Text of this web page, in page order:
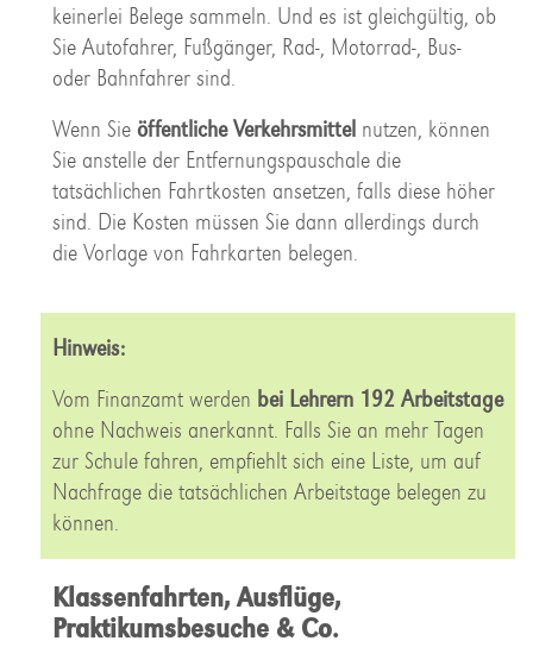
keinerlei Belege sammeln. Und es ist gleichgültig, ob
Sie Autofahrer, Fußgänger, Rad-, Motorrad-, Bus-
oder Bahnfahrer sind.
Wenn Sie öffentliche Verkehrsmittelnutzen, können
Sie anstelle der Entfernungspauschale die
tatsächlichen Fahrtkosten ansetzen, falls diese höher
sind. Die Kosten müssen Sie dann allerdings durch
die Vorlage von Fahrkarten belegen.
Hinweis:
Vom Finanzamt werden bei Lehrern 192 Arbeitstage
ohne Nachweis anerkannt. Falls Sie an mehr Tagen
zur Schule fahren, empfiehlt sich eine Liste, um auf
Nachfrage die tatsächlichen Arbeitstage belegen zu
können.
Klassenfahrten, Ausflüge,
Praktikumsbesuche & Co.